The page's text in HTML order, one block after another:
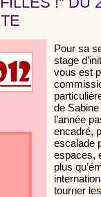
Pour sa
stage
vous est
de
l’année
encadré,
escalade
espaces,
plus
tourner